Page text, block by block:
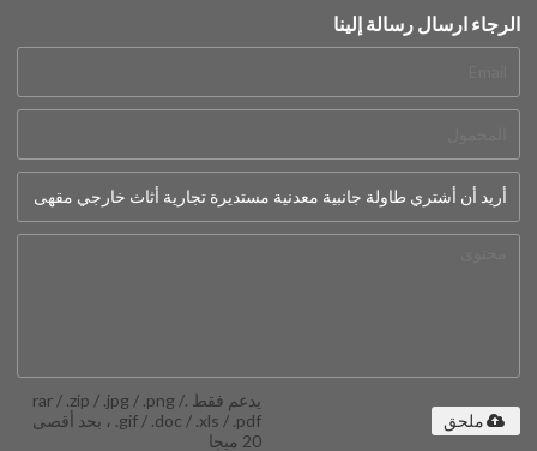
الرجاء ارسال رسالة إلينا
يدعم فقط .rar / .zip / .jpg / .png /
.gif / .doc / .xls / .pdf ، بحد أقصى
20 ميجا
ملحق